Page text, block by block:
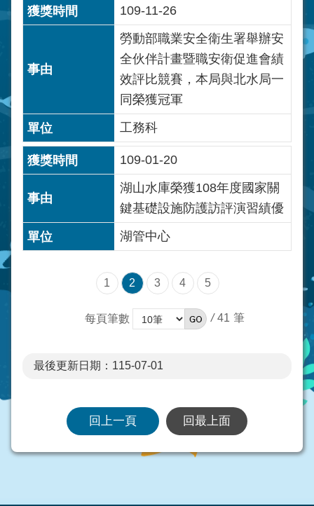
109-11-26
勞動部職業安全衛生署舉辦安
全伙伴計畫暨職安衛促進會績
效評比競賽，本局與北水局一
同榮獲冠軍
工務科
109-01-20
湖山水庫榮獲108年度國家關
鍵基礎設施防護訪評演習績優
湖管中心
1 2 3 4 5
每頁筆數 / 41
最後更新日期：115-07-01
回上一頁 回最上面